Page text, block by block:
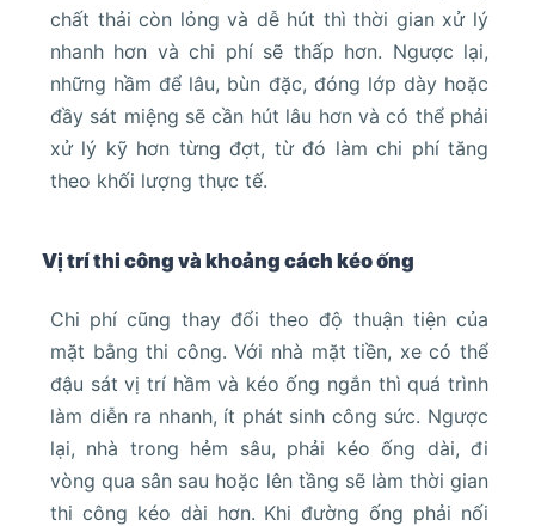
chất thải còn lỏng và dễ hút thì thời gian xử lý
nhanh hơn và chi phí sẽ thấp hơn. Ngược lại,
những hầm để lâu, bùn đặc, đóng lớp dày hoặc
đầy sát miệng sẽ cần hút lâu hơn và có thể phải
xử lý kỹ hơn từng đợt, từ đó làm chi phí tăng
theo khối lượng thực tế.
Vị trí thi công và khoảng cách kéo ống
Chi phí cũng thay đổi theo độ thuận tiện của
mặt bằng thi công. Với nhà mặt tiền, xe có thể
đậu sát vị trí hầm và kéo ống ngắn thì quá trình
làm diễn ra nhanh, ít phát sinh công sức. Ngược
lại, nhà trong hẻm sâu, phải kéo ống dài, đi
vòng qua sân sau hoặc lên tầng sẽ làm thời gian
thi công kéo dài hơn. Khi đường ống phải nối